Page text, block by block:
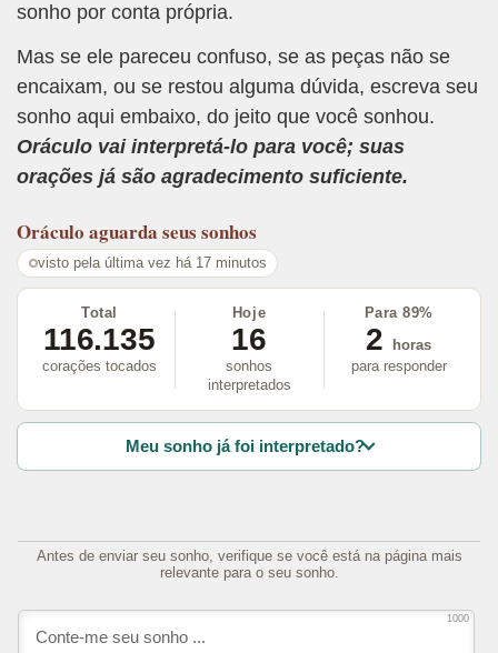
sonho por conta própria.
Mas se ele pareceu confuso, se as peças não se
encaixam, ou se restou alguma dúvida, escreva seu
sonho aqui embaixo, do jeito que você sonhou.
Oráculo vai interpretá-lo para você; suas
orações já são agradecimento suficiente.
Oráculo aguarda seus sonhos
visto pela última vez há 17 minutos
Total
116.135
corações tocados
Hoje
16
sonhos
interpretados
Para 89%
2
horas
para responder
Meu sonho já foi interpretado?
Antes de enviar seu sonho, verifique se você está na página mais
relevante para o seu sonho.
1000